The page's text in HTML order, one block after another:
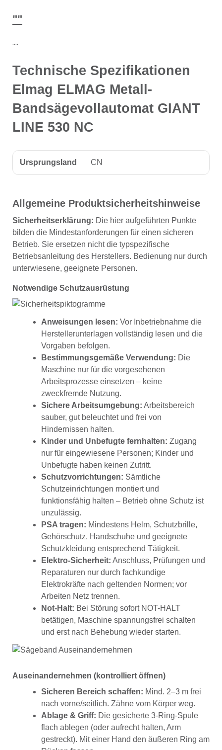
""
""
Technische Spezifikationen
Elmag ELMAG Metall-
Bandsägevollautomat GIANT
LINE 530 NC
Ursprungsland CN
Allgemeine Produktsicherheitshinweise
Sicherheitserklärung: Die hier aufgeführten Punkte
bilden die Mindestanforderungen für einen sicheren
Betrieb. Sie ersetzen nicht die typspezifische
Betriebsanleitung des Herstellers. Bedienung nur durch
unterwiesene, geeignete Personen.
Notwendige Schutzausrüstung
Anweisungen lesen: Vor Inbetriebnahme die
Herstellerunterlagen vollständig lesen und die
Vorgaben befolgen.
Bestimmungsgemäße Verwendung: Die
Maschine nur für die vorgesehenen
Arbeitsprozesse einsetzen – keine
zweckfremde Nutzung.
Sichere Arbeitsumgebung: Arbeitsbereich
sauber, gut beleuchtet und frei von
Hindernissen halten.
Kinder und Unbefugte fernhalten: Zugang
nur für eingewiesene Personen; Kinder und
Unbefugte haben keinen Zutritt.
Schutzvorrichtungen: Sämtliche
Schutzeinrichtungen montiert und
funktionsfähig halten – Betrieb ohne Schutz ist
unzulässig.
PSA tragen: Mindestens Helm, Schutzbrille,
Gehörschutz, Handschuhe und geeignete
Schutzkleidung entsprechend Tätigkeit.
Elektro-Sicherheit: Anschluss, Prüfungen und
Reparaturen nur durch fachkundige
Elektrokräfte nach geltenden Normen; vor
Arbeiten Netz trennen.
Not-Halt: Bei Störung sofort NOT-HALT
betätigen, Maschine spannungsfrei schalten
und erst nach Behebung wieder starten.
Auseinandernehmen (kontrolliert öffnen)
Sicheren Bereich schaffen: Mind. 2–3 m frei
nach vorne/seitlich. Zähne vom Körper weg.
Ablage & Griff: Die gesicherte 3-Ring-Spule
flach ablegen (oder aufrecht halten, Arm
gestreckt). Mit einer Hand den äußeren Ring am